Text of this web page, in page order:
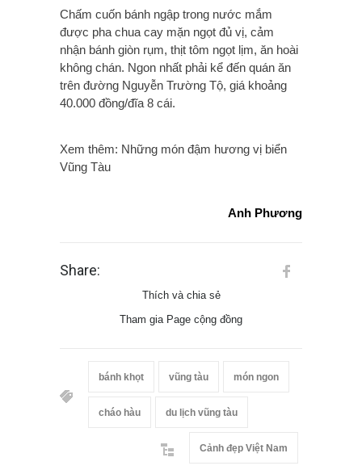
Chấm cuốn bánh ngập trong nước mắm
được pha chua cay mặn ngọt đủ vị, cảm
nhận bánh giòn rụm, thịt tôm ngọt lịm, ăn hoài
không chán. Ngon nhất phải kể đến quán ăn
trên đường Nguyễn Trường Tộ, giá khoảng
40.000 đồng/đĩa 8 cái.
Xem thêm: Những món đậm hương vị biển
Vũng Tàu
Anh Phương
Share:
Thích và chia sẻ
Tham gia Page cộng đồng
bánh khọt vũng tàu món ngon
cháo hàu du lịch vũng tàu
Cảnh đẹp Việt Nam